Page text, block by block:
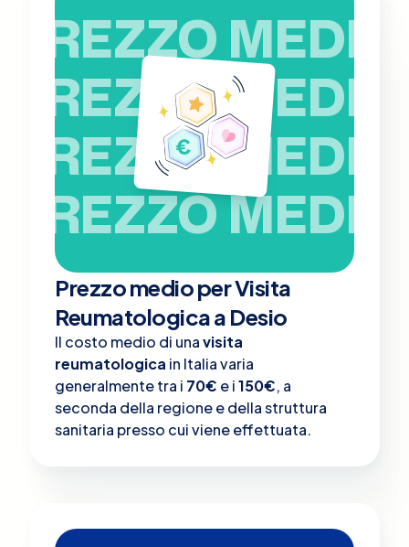
PREZZO MEDIO
PREZZO MEDIO
PREZZO MEDIO
PREZZO MEDIO
Prezzo medio per Visita
Reumatologica a Desio
Il costo medio di unavisita
reumatologica in Italia varia
generalmente tra i 70€ e i150€, a
seconda della regione e della struttura
sanitaria presso cui viene effettuata.